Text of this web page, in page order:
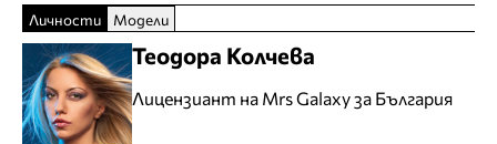
Личности Модели
Теодора Колчева
Лицензиант на Mrs Galaxy за България